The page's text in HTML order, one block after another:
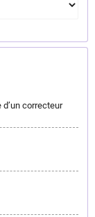
correcteur